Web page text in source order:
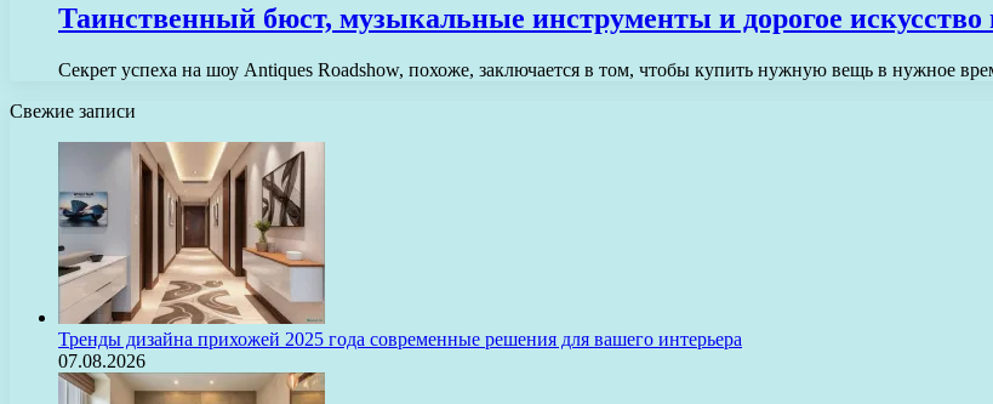
Таинственный бюст, музыкальные инструменты и дорогое искусство
Секрет успеха на шоу Antiques Roadshow, похоже, заключается в том, чтобы купить нужную вещь в нужное
Свежие записи
Тренды дизайна прихожей 2025 года современные решения для вашего интерьера
07.08.2026